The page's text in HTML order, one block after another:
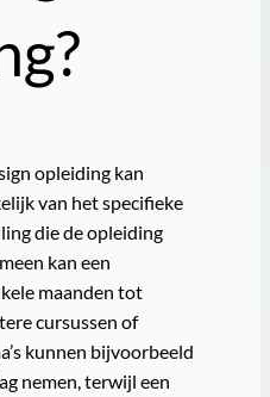
opleiding kan
van het specifieke
die de opleiding
kan een
maanden tot
cursussen of
kunnen bijvoorbeeld
nemen, terwijl een